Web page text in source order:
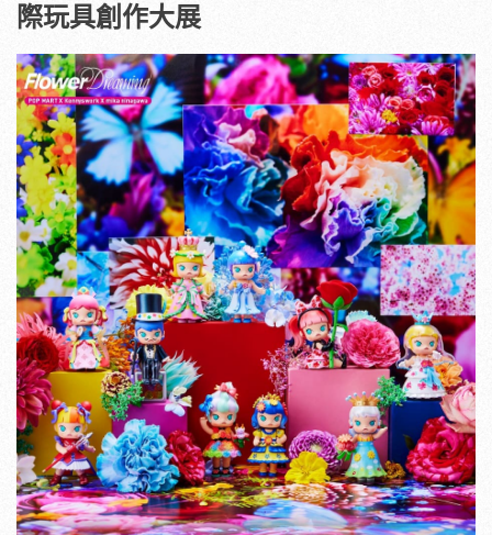
際玩具創作大展